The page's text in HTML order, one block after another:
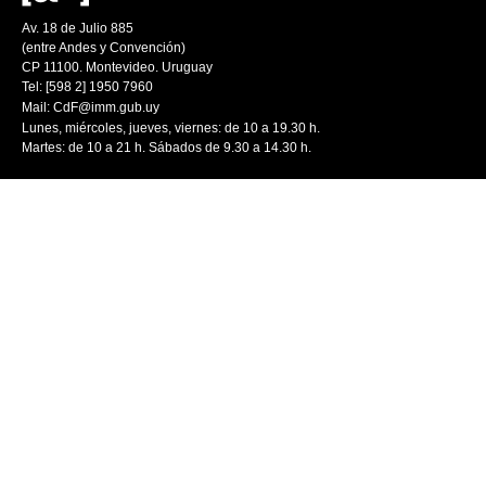
Av. 18 de Julio 885
(entre Andes y Convención)
CP 11100. Montevideo. Uruguay
Tel: [598 2] 1950 7960
Mail: CdF@imm.gub.uy
Lunes, miércoles, jueves, viernes: de 10 a 19.30 h.
Martes: de 10 a 21 h. Sábados de 9.30 a 14.30 h.